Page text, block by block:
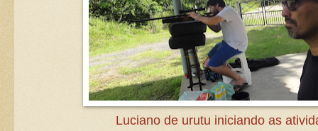
Luciano de urutu iniciando as